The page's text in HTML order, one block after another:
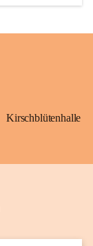
Kirschblütenhalle